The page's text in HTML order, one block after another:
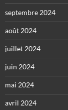
septembre 2024
août 2024
juillet 2024
juin 2024
mai 2024
avril 2024